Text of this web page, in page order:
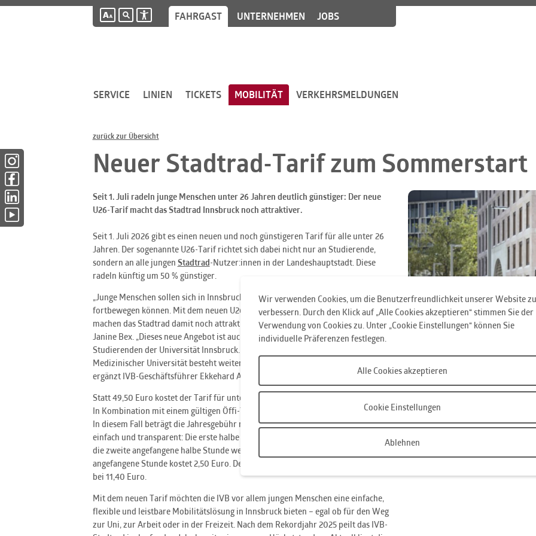
FAHRGAST UNTERNEHMEN JOBS
SERVICE LINIEN TICKETS MOBILITÄT VERKEHRSMELDUNGEN
zurück zur Übersicht
Neuer Stadtrad-Tarif zum Sommerstart
Seit 1. Juli radeln junge Menschen unter 26 Jahren deutlich günstiger: Der neue
U26-Tarif macht das Stadtrad Innsbruck noch attraktiver.
Seit 1. Juli 2026 gibt es einen neuen und noch günstigeren Tarif für alle unter 26
Jahren. Der sogenannte U26-Tarif richtet sich dabei nicht nur an Studierende,
sondern an alle jungen Stadtrad-Nutzer:innen in der Landeshauptstadt. Diese
radeln künftig um 50 % günstiger.
„Junge Menschen sollen sich in Innsbruck einfach, flexibel und leistbar
fortbewegen können. Mit dem neuen U26-Tarif halbieren wir den Preis und
machen das Stadtrad damit noch attraktiver“, freut sich Mobilitätsstadträtin
Janine Bex. „Dieses neue Angebot ist auch eine attraktive Alternative für die
Studierenden der Universität Innsbruck. Für die Studierende von MCI und
Medizinischer Universität besteht weiterhin eine eigene Stadtrad-Kooperation“,
ergänzt IVB-Geschäftsführer Ekkehard Allinger-Csollich
Statt 49,50 Euro kostet der Tarif für unter 26-Jährige künftig nur noch 24,90 Euro.
In Kombination mit einem gültigen Öffi-Ticket wird das Angebot noch attraktiver:
In diesem Fall beträgt die Jahresgebühr nur 18,90 Euro. Auch die Nutzung bleibt
einfach und transparent: Die erste halbe Stunde jeder Ausleihe ist kostenlos. Für
die zweite angefangene halbe Stunde werden 1,30 Euro verrechnet, jede weitere
angefangene Stunde kostet 2,50 Euro. Der maximale Tagessatz (24 Stunden) liegt
bei 11,40 Euro.
Mit dem neuen Tarif möchten die IVB vor allem jungen Menschen eine einfache,
flexible und leistbare Mobilitätslösung in Innsbruck bieten – egal ob für den Weg
zur Uni, zur Arbeit oder in der Freizeit. Nach dem Rekordjahr 2025 peilt das IVB-
Instagram (öffnet in neuem Fenster)
Facebook (öffnet in neuem Fenster)
LinkedIn (öffnet in neuem Fenster)
YouTube (öffnet in neuem Fenster)
Wir verwenden Cookies, um die Benutzerfreundlichkeit unserer Website zu
verbessern. Durch den Klick auf „Alle Cookies akzeptieren“ stimmen Sie der
Verwendung von Cookies zu. Unter „Cookie Einstellungen“ können Sie
individuelle Präferenzen festlegen.
Cookie Einstellungen
Ablehnen
Alle Cookies akzeptieren